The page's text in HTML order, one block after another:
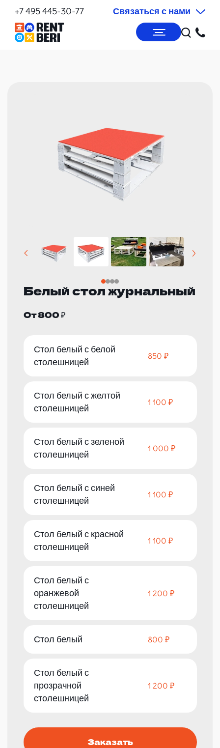
+7 495 445-30-77 Связаться с нами
Белый стол журнальный
От 800 ₽
Стол белый с белой
столешницей
850 ₽
Стол белый с желтой
столешницей
1 100 ₽
Стол белый с зеленой
столешницей
1 000 ₽
Стол белый с синей
столешницей
1 100 ₽
Стол белый с красной
столешницей
1 100 ₽
Стол белый с
оранжевой
столешницей
1 200 ₽
Стол белый 800 ₽
Стол белый с
прозрачной
столешницей
1 200 ₽
Заказать